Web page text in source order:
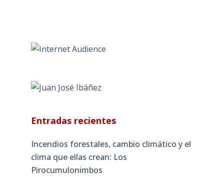
Entradas recientes
Incendios forestales, cambio climático y el
clima que ellas crean: Los
Pirocumulonimbos